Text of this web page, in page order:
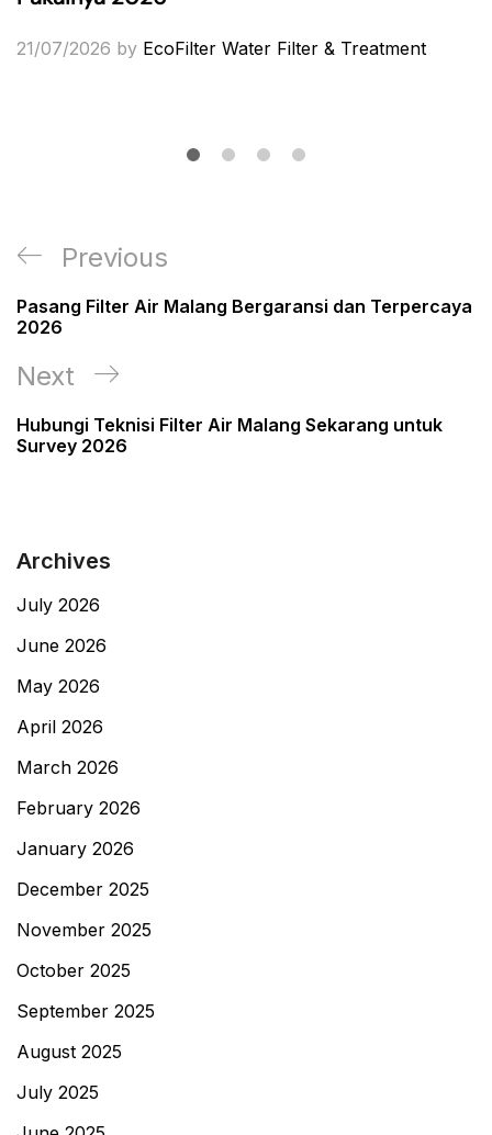
21/07/2026 by EcoFilter Water Filter & Treatment
Post
Previous
Post
Previous
Pasang Filter Air Malang Bergaransi dan Terpercaya
2026
Next
Post
Next
Hubungi Teknisi Filter Air Malang Sekarang untuk
Survey 2026
Archives
July 2026
June 2026
May 2026
April 2026
March 2026
February 2026
January 2026
December 2025
November 2025
October 2025
September 2025
August 2025
July 2025